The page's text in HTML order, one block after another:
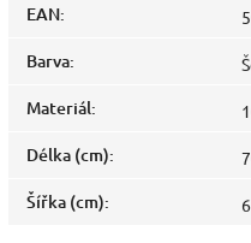
EAN:
Barva:
Materiál:
Délka (cm):
Šířka (cm):